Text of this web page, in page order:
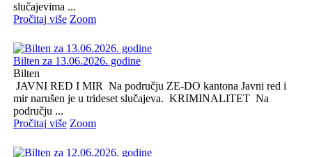
slučajevima ...
Pročitaj više Zoom
Bilten za 13.06.2026. godine
Bilten
JAVNI RED I MIR Na području ZE-DO kantona Javni red i
mir narušen je u trideset slučajeva. KRIMINALITET Na
području ...
Pročitaj više Zoom